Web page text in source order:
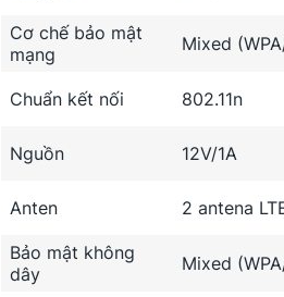
Cơ chế bảo mật
mạng
Mixed
Chuẩn kết nối 802.11n
Nguồn 12V/1A
Anten 2 antena
Bảo mật không
dây
Mixed